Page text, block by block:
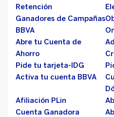
Retención
Ganadores de Campañas
BBVA
Abre tu Cuenta de
Ahorro
Pide tu tarjeta-IDG
Activa tu cuenta BBVA
Afiliación PLin
Cuenta Ganadora